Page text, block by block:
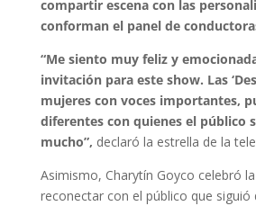
compartir escena con las
conforman el panel de
“Me siento muy feliz y
invitación para este show. Las
mujeres con voces importantes,
diferentes con quienes el público
mucho”, declaró la estrella de la
Asimismo, Charytín Goyco celebró
reconectar con el público que siguió